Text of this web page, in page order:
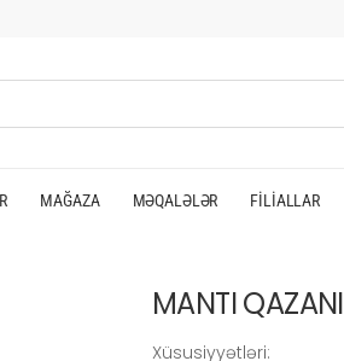
MAĞAZA MƏQALƏLƏR FILIALLAR
MANTI QAZANI
Xüsusiyyətləri: